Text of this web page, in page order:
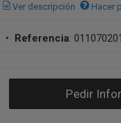
Ver descripción Hacer
• Referencia:
Pedir